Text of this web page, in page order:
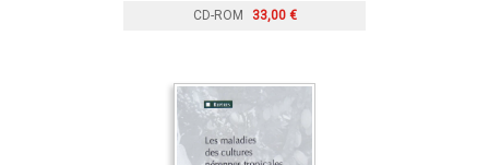
CD-ROM 33,00 €